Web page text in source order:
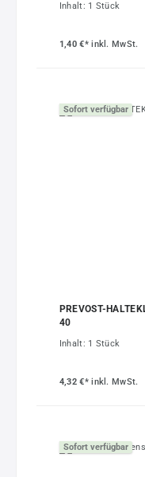
Inhalt: 1 Stück
1,40 €*inkl. MwSt.
Sofort verfügbar
PREVOST-
40
Inhalt: 1 Stück
4,32 €*inkl. MwSt.
Sofort verfügbar